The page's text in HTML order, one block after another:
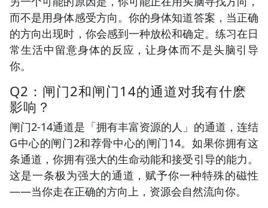
而不是用身体感受方向。你的身体知道答案，当正确
的方向出现时，你会感到一种放松和确定。练习在日
常生活中留意身体的反应，让身体而不是头脑引导
你。
Q2：闸门2和闸门14的通道对我有什麽
影响？
闸门2-14通道是「拥有丰富资源的人」的通道，连结
G中心的闸门2和荐骨中心的闸门14。如果你拥有这
条通道，你拥有强大的生命动能和接受引导的能力。
这是一条极为强大的通道，赋予你一种特殊的磁性
——当你走在正确的方向上，资源会自然流向你。